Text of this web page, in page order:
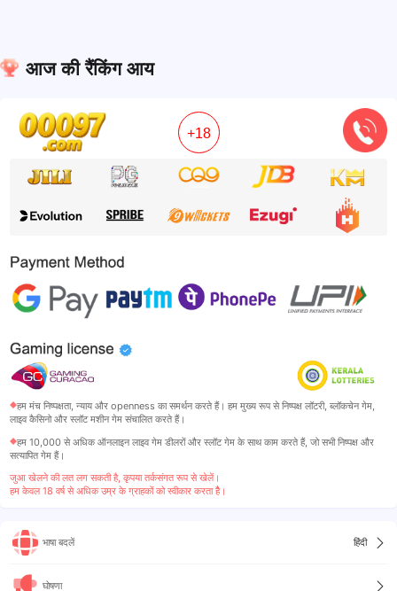
आज की रैंकिंग आय
+18
हम मंच निष्पक्षता, न्याय और openness का समर्थन करते हैं। हम मुख्य रूप से निष्पक्ष लॉटरी, ब्लॉकचेन गेम,
लाइव कैसिनो और स्लॉट मशीन गेम संचालित करते हैं।
हम 10,000 से अधिक ऑनलाइन लाइव गेम डीलरों और स्लॉट गेम के साथ काम करते हैं, जो सभी निष्पक्ष और
सत्यापित गेम हैं।
जुआ खेलने की लत लग सकती है, कृपया तर्कसंगत रूप से खेलें।
हम केवल 18 वर्ष से अधिक उम्र के ग्राहकों को स्वीकार करता हैै।
भाषा बदलें हिंदी 
घोषणा 